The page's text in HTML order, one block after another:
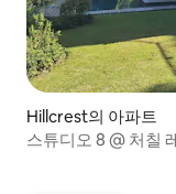
Hillcrest의 아파트
스튜디오 8 @ 처칠